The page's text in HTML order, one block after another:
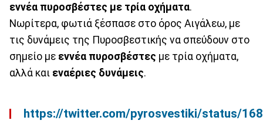
εννέα πυροσβέστες με τρία οχήματα.
Νωρίτερα, φωτιά ξέσπασε στο όρος Αιγάλεω, με
τις δυνάμεις της Πυροσβεστικής να σπεύδουν στο
σημείο με εννέα πυροσβέστες με τρία οχήματα,
αλλά και εναέριες δυνάμεις.
https://twitter.com/pyrosvestiki/status/